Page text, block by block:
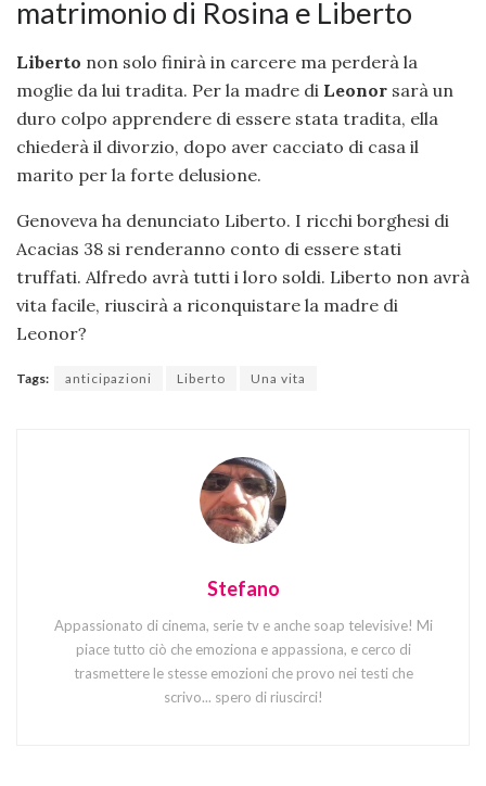
matrimonio di Rosina e Liberto
Liberto non solo finirà in carcere ma perderà la
moglie da lui tradita. Per la madre di Leonor sarà un
duro colpo apprendere di essere stata tradita, ella
chiederà il divorzio, dopo aver cacciato di casa il
marito per la forte delusione.
Genoveva ha denunciato Liberto. I ricchi borghesi di
Acacias 38 si renderanno conto di essere stati
truffati. Alfredo avrà tutti i loro soldi. Liberto non avrà
vita facile, riuscirà a riconquistare la madre di
Leonor?
Tags: anticipazioni Liberto Una vita
Stefano
Appassionato di cinema, serie tv e anche soap televisive! Mi
piace tutto ciò che emoziona e appassiona, e cerco di
trasmettere le stesse emozioni che provo nei testi che
scrivo... spero di riuscirci!